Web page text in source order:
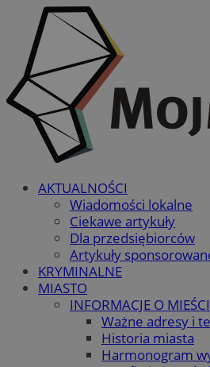
AKTUALNOŚCI
Wiadomości lokalne
Ciekawe artykuły
Dla przedsiębiorców
Artykuły
KRYMINALNE
MIASTO
INFORMACJE O
Ważne adresy i
Historia miasta
Harmonogram